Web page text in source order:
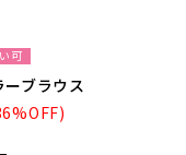
可
ブラウス